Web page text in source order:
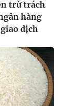
trừ trách
hàng
dịch